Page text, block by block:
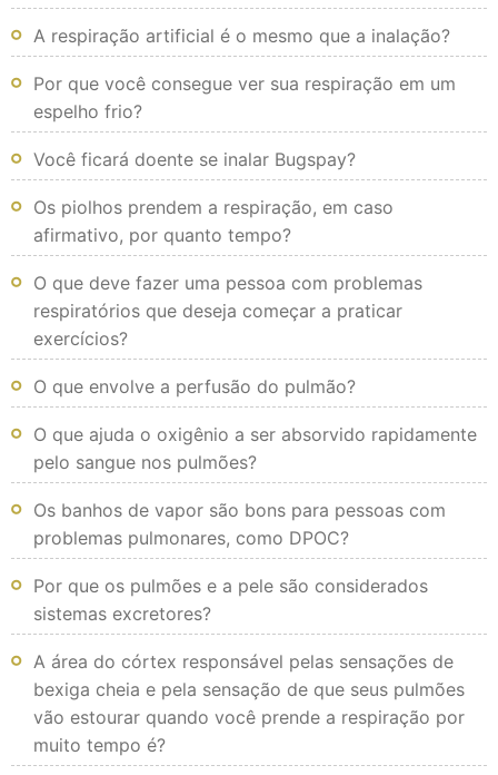
A respiração artificial é o mesmo que a inalação?
Por que você consegue ver sua respiração em um
espelho frio?
Você ficará doente se inalar Bugspay?
Os piolhos prendem a respiração, em caso
afirmativo, por quanto tempo?
O que deve fazer uma pessoa com problemas
respiratórios que deseja começar a praticar
exercícios?
O que envolve a perfusão do pulmão?
O que ajuda o oxigênio a ser absorvido rapidamente
pelo sangue nos pulmões?
Os banhos de vapor são bons para pessoas com
problemas pulmonares, como DPOC?
Por que os pulmões e a pele são considerados
sistemas excretores?
A área do córtex responsável pelas sensações de
bexiga cheia e pela sensação de que seus pulmões
vão estourar quando você prende a respiração por
muito tempo é?